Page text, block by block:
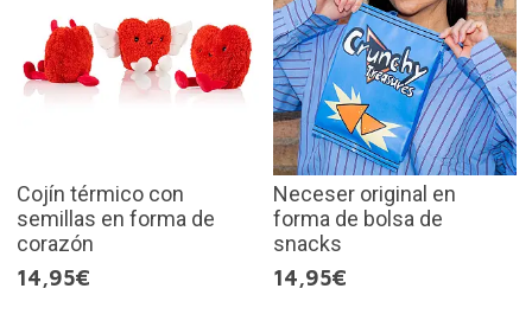
Cojín térmico con
semillas en forma de
corazón
14,95€
Neceser original en
forma de bolsa de
snacks
14,95€